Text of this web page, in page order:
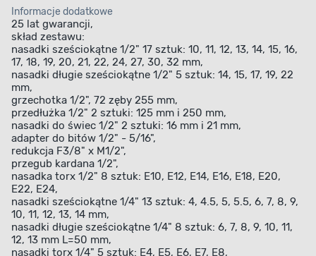
przestrzeni, co znacząco zwiększa komfort użytkowania.
Dodatkowym atutem jest 25-letnia gwarancja, która
potwierdza jakość wykonania i trwałość zestawu.
Wygoda przechowywania i
organizacja pracy
Całość została umieszczona w praktycznej walizce, która
ułatwia przechowywanie i transport wszystkich 108
elementów.Każde narzędzie ma swoje miejsce, co
pozwala szybko odnaleźć potrzebny element i utrzymać
porządek w miejscu pracy. To rozwiązanie szczególnie
cenione wwarsztatach
narzędzi i efektywność działania.
Informacje dodatkowe
25 lat gwarancji,
skład zestawu:
nasadki sześciokątne 1/2" 17 sztuk: 10, 11, 12, 13, 14, 15, 16,
17, 18, 19, 20, 21, 22, 24, 27, 30, 32 mm,
nasadki długie sześciokątne 1/2" 5 sztuk: 14, 15, 17, 19, 22
mm,
grzechotka 1/2", 72 zęby 255 mm,
przedłużka 1/2" 2 sztuki: 125 mm i 250 mm,
nasadki do świec 1/2" 2 sztuki: 16 mm i 21 mm,
adapter do bitów 1/2" - 5/16",
redukcja F3/8" x M1/2",
przegub kardana 1/2",
nasadka torx 1/2" 8 sztuk: E10, E12, E14, E16, E18, E20,
E22, E24,
nasadki sześciokątne 1/4" 13 sztuk: 4, 4.5, 5, 5.5, 6, 7, 8, 9,
10, 11, 12, 13, 14 mm,
nasadki długie sześciokątne 1/4" 8 sztuk: 6, 7, 8, 9, 10, 11,
12, 13 mm L=50 mm,
nasadki torx 1/4" 5 sztuk: E4, E5, E6, E7, E8,